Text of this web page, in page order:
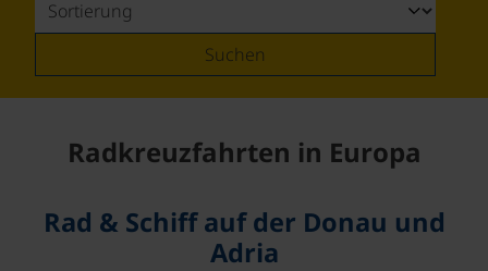
Suchen
Radkreuzfahrten in Europa
Rad & Schiff auf der Donau und
Adria